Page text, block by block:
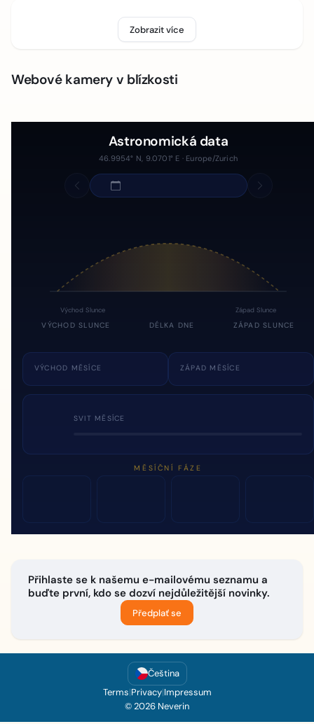
Zobrazit více
Webové kamery v blízkosti
Astronomická data
46.9954° N, 9.0701° E · Europe/Zurich
Východ Slunce Západ Slunce
VÝCHOD SLUNCE DÉLKA DNE ZÁPAD SLUNCE
VÝCHOD MĚSÍCE ZÁPAD MĚSÍCE
SVIT MĚSÍCE
MĚSÍČNÍ FÁZE
Přihlaste se k našemu e-mailovému seznamu a
buďte první, kdo se dozví nejdůležitější novinky.
Předplať se
Čeština
Terms|Privacy|Impressum
© 2026 Neverin